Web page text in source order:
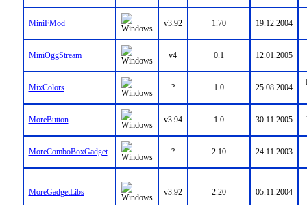
MiniFMod v3.92 1.70 19.12.2004
MiniOggStream v4 0.1 12.01.2005
MixColors ? 1.0 25.08.2004
MoreButton v3.94 1.0 30.11.2005
MoreComboBoxGadget ? 2.10 24.11.2003
MoreGadgetLibs v3.92 2.20 05.11.2004